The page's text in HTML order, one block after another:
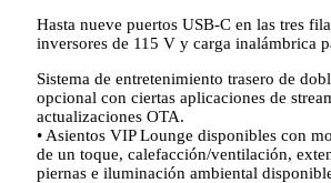
Hasta nueve puertos USB-C en las tres
inversores de 115 V y carga inalámbrica
Sistema de entretenimiento trasero de
opcional con ciertas aplicaciones de
actualizaciones OTA.
• Asientos VIP Lounge disponibles con
de un toque, calefacción/ventilación,
piernas e iluminación ambiental